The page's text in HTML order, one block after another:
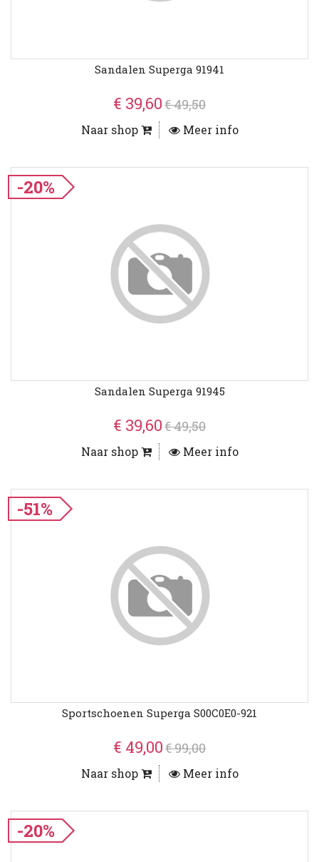
Sandalen Superga 91941
€ 39,60€ 49,50
Naar shop Meer info
-20%
Sandalen Superga 91945
€ 39,60€ 49,50
Naar shop Meer info
-51%
Sportschoenen Superga S00C0E0-921
€ 49,00€ 99,00
Naar shop Meer info
-20%